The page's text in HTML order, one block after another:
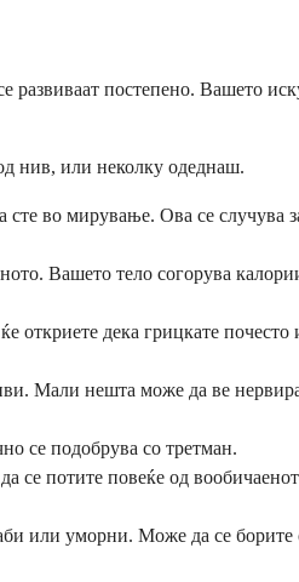
постепено. Вашето
нив, или неколку одеднаш.
сте во мирување. Ова се случува
Вашето тело согорува
откриете дека грицкате почесто
Мали нешта може да ве
се подобрува со третман.
се потите повеќе од
или уморни. Може да се